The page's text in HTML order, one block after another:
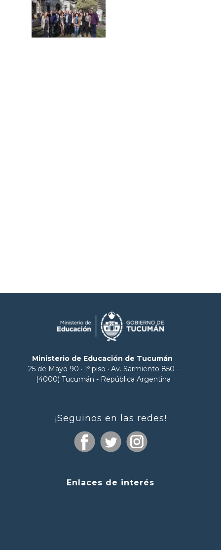
Ministerio de Educación de Tucumán
25 de Mayo 90 · 1º piso · Av. Sarmiento 850 -
(4000) Tucumán - República Argentina
¡Seguinos en las redes!
Enlaces de interés